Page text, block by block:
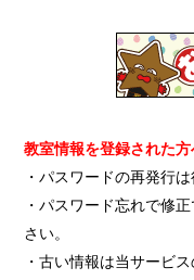
教室情報を登録された方
・パスワードの再発行
・パスワード忘れで修
さい。
・古い情報は当サービ